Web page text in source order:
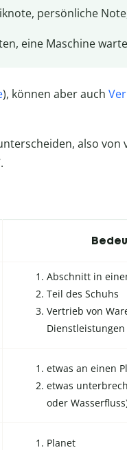
persönliche
eine Maschine
), können aber auch
also von
Abschnitt in
Teil des Schuhs
Vertrieb von
Dienstleistungen
etwas an einen
etwas
oder
Planet